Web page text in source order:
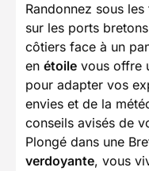
Randonnez sous
sur les ports
côtiers face à un
en étoile vous offre
pour adapter vos
envies et de la
conseils avisés de
Plongé dans une
verdoyante, vous